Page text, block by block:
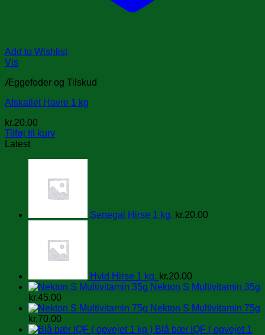
Add to Wishlist
Vis
Æggefoder og Tilskud
Afskallet Havre 1 kg
kr.20.00
Tilføj til kurv
Latest
Senegal Hirse 1 kg. kr.20.00
Hvid Hirse 1 kg. kr.20.00
Nekton S Multivitamin 35g
kr.45.00
Nekton S Multivitamin 75g
kr.70.00
Blå bær IQF ( opvejet 1